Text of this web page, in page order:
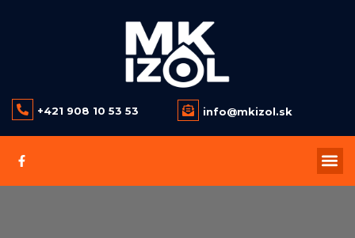
+421 908 10 53 53 info@mkizol.sk